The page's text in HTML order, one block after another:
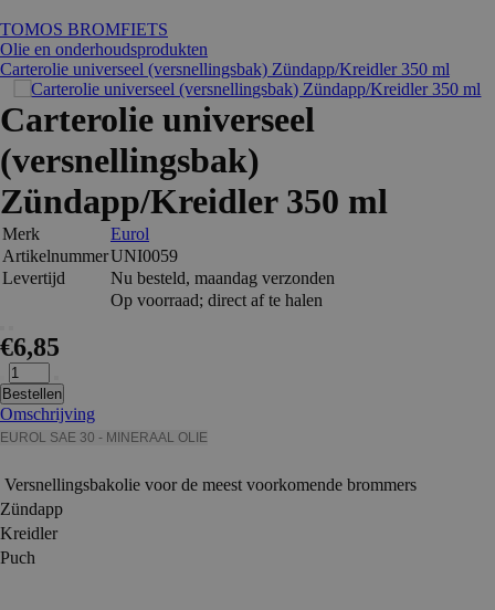
TOMOS BROMFIETS
Olie en onderhoudsprodukten
Carterolie universeel (versnellingsbak) Zündapp/Kreidler 350 ml
Carterolie universeel
(versnellingsbak)
Zündapp/Kreidler 350 ml
Merk
Eurol
ArtikelnummerUNI0059
Levertijd
Nu besteld, maandag verzonden
Op voorraad; direct af te halen
€6,85
Bestellen
Omschrijving
EUROL SAE 30 - MINERAAL OLIE
Versnellingsbakolie voor de meest voorkomende brommers
Zündapp
Kreidler
Puch